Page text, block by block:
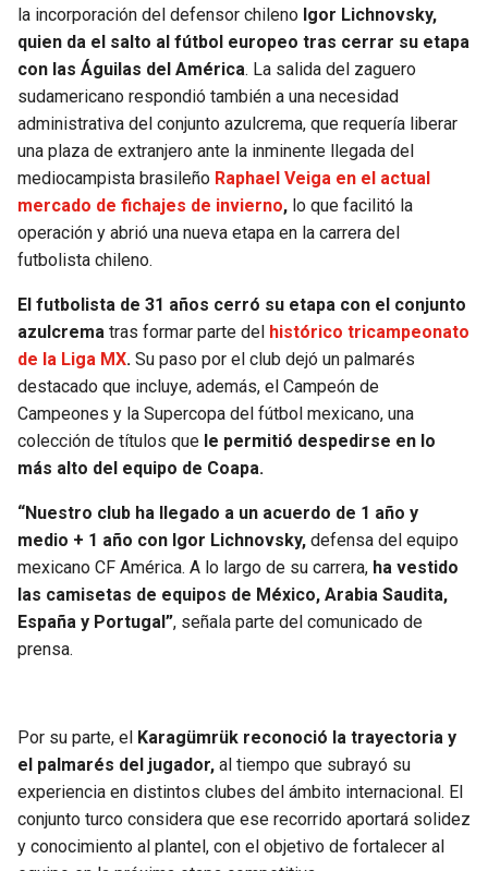
la incorporación del defensor chileno Igor Lichnovsky,
quien da el salto al fútbol europeo tras cerrar su etapa
con las Águilas del América. La salida del zaguero
sudamericano respondió también a una necesidad
administrativa del conjunto azulcrema, que requería liberar
una plaza de extranjero ante la inminente llegada del
mediocampista brasileño Raphael Veiga en el actual
mercado de fichajes de invierno, lo que facilitó la
operación y abrió una nueva etapa en la carrera del
futbolista chileno.
El futbolista de 31 años cerró su etapa con el conjunto
azulcrema tras formar parte del histórico tricampeonato
de la Liga MX. Su paso por el club dejó un palmarés
destacado que incluye, además, el Campeón de
Campeones y la Supercopa del fútbol mexicano, una
colección de títulos que le permitió despedirse en lo
más alto del equipo de Coapa.
“Nuestro club ha llegado a un acuerdo de 1 año y
medio + 1 año con Igor Lichnovsky, defensa del equipo
mexicano CF América. A lo largo de su carrera, ha vestido
las camisetas de equipos de México, Arabia Saudita,
España y Portugal”, señala parte del comunicado de
prensa.
Por su parte, el Karagümrük reconoció la trayectoria y
el palmarés del jugador, al tiempo que subrayó su
experiencia en distintos clubes del ámbito internacional. El
conjunto turco considera que ese recorrido aportará solidez
y conocimiento al plantel, con el objetivo de fortalecer al